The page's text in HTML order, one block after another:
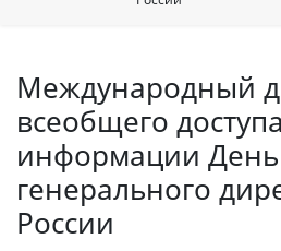
Международный
всеобщего
информации День
генерального
России